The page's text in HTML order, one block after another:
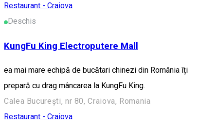
Restaurant - Craiova
Deschis
KungFu King Electroputere Mall
ea mai mare echipă de bucătari chinezi din România îți
prepară cu drag mâncarea la KungFu King.
Calea București, nr 80, Craiova, Romania
Restaurant - Craiova